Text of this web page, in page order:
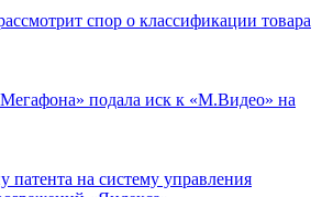
спор о классификации товара
подала иск к «М.Видео» на
на систему управления